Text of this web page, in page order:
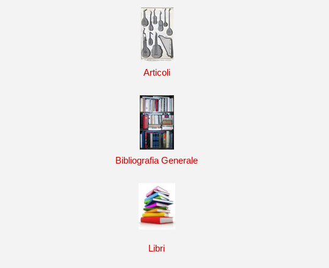
Articoli
Bibliografia Generale
Libri